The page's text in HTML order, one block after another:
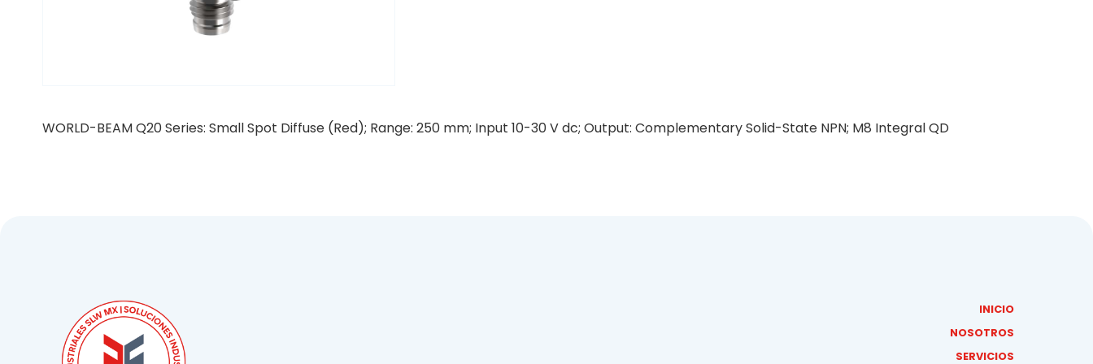
WORLD-BEAM Q20 Series: Small Spot Diffuse (Red); Range: 250 mm; Input 10-30 V dc; Output: Complementary Solid-State NPN; M8 Integral QD
INICIO
NOSOTROS
SERVICIOS